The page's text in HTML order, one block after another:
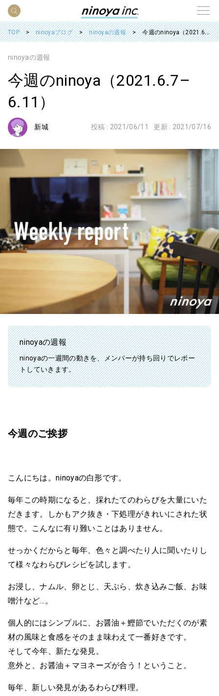
TOP ninoyaブログ ninoyaの週報 今週のninoya（2021.6.7– 6.11）
ninoyaの週報
今週のninoya（2021.6.7–
6.11）
新城 投稿 : 2021/06/11 更新 : 2021/07/16
ninoyaの週報
ninoyaの一週間の動きを、メンバーが持ち回りでレポー
トしていきます。
今週のご挨拶
こんにちは。ninoyaの白形です。
毎年この時期になると、採れたてのわらびを大量にいた
だきます。しかもアク抜き・下処理がきれいにされた状
態で。こんなに有り難いことはありません。
せっかくだからと毎年、色々と調べたり人に聞いたりし
て様々なわらびレシピを試します。
お浸し、ナムル、卵とじ、天ぷら、炊き込みご飯、お味
噌汁など…。
個人的にはシンプルに、お醤油＋鰹節でいただくのが素
材の風味と食感をそのまま味わえて一番好きです。
そして今年、新たな発見。
意外と、お醤油＋マヨネーズが合う！ということ。
毎年、新しい発見があるわらび料理。